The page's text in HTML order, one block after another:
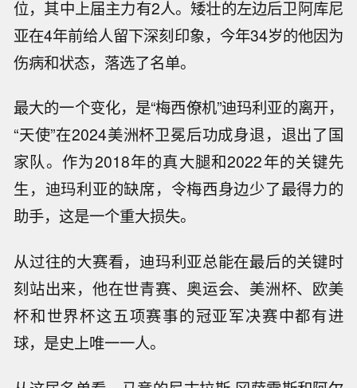
位，其中上届主力有2人。矮壮的左边后卫阿库尼
亚在4年前给人留下深刻印象，今年34岁的他因为
伤病和状态，落选了名单。
最大的一个变化，是“梅西僚机”迪玛利亚的离开，
“天使”在2024美洲杯卫冕后功成身退，退出了国
家队。作为2018年的真大腿和2022年的关键先
生，迪玛利亚的缺席，令梅西身边少了最得力的
助手，这是一个重大损失。
从过往的大赛看，迪玛利亚总能在最后的关键时
刻站出来，他在世青赛、奥运会、美洲杯、欧美
杯和世界杯这五项赛事的冠亚军决赛中都有进
球，是史上唯一一人。